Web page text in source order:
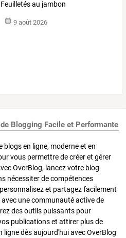
Feuilletés au jambon
9 août 2026
Blogging Facile et Performante
en ligne, moderne et en
vous permettre de créer et gérer
OverBlog, lancez votre blog
nécessiter de compétences
et partagez facilement
une communauté active de
des outils puissants pour
publications et attirer plus de
ligne dès aujourd'hui avec OverBlog